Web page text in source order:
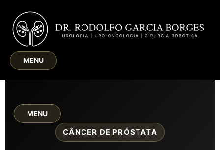
MENU
MENU
CÂNCER DE PRÓSTATA